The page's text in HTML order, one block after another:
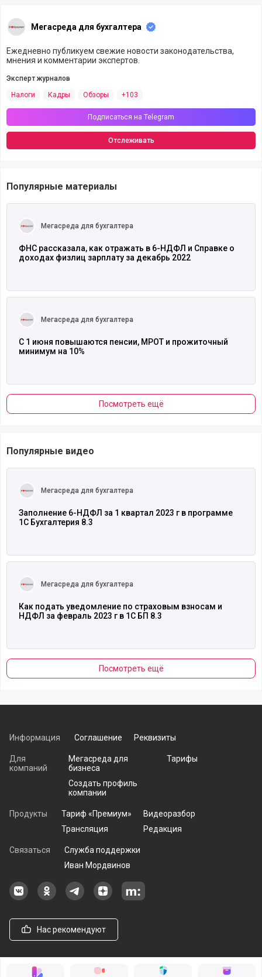
Мегасреда для бухгалтера
Ежедневно публикуем свежие новости законодательства,
мнения и комментарии экспертов.
Эксперт журналов
Налоги
Кадры Обзоры +103
Подписаться на Telegram
Отслеживать
Популярные материалы
Мегасреда для бухгалтера
ФНС рассказала, как отражать в 6-НДФЛ и Справке о
доходах физлиц зарплату за декабрь 2022
Мегасреда для бухгалтера
С 1 июня повышаются пенсии, МРОТ и прожиточный
минимум на 10%
Посмотреть ещё
Популярные видео
Мегасреда для бухгалтера
Заполнение 6-НДФЛ за 1 квартал 2023 г в программе
1С Бухгалтерия 8.3
Мегасреда для бухгалтера
Как подать уведомление по страховым взносам и
НДФЛ за февраль 2023 г в 1С БП 8.3
Посмотреть ещё
Информация Соглашение Реквизиты
Для
компаний
Мегасреда для
бизнеса
Тарифы
Создать профиль
компании
Продукты Тариф «Премиум»
Видеоразбор
Трансляция
Редакция
Связаться
Служба поддержки
Иван Мордвинов
Наша группа в ВКонтакте
Наша группа на Одноклассники[
Наша группа в Telegram
наш профиль на Дзен
Наш аккаунт на Мегасреде
Нас рекомендуют